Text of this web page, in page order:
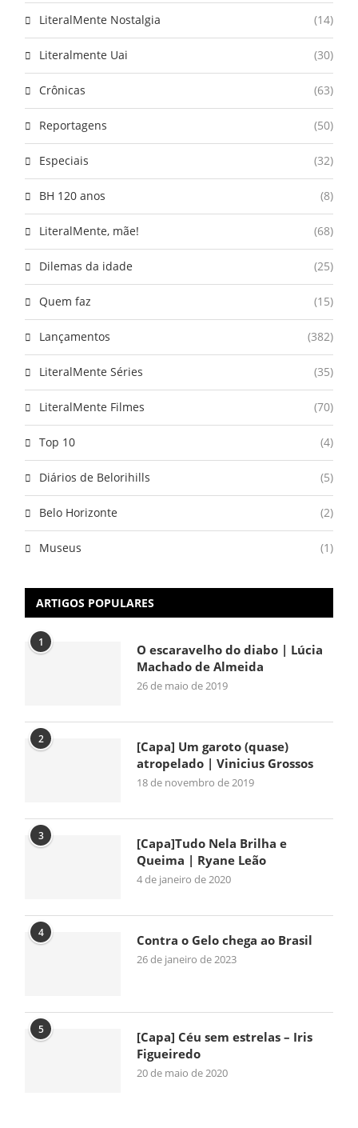
LiteralMente Nostalgia (14)
Literalmente Uai (30)
Crônicas (63)
Reportagens (50)
Especiais (32)
BH 120 anos (8)
LiteralMente, mãe! (68)
Dilemas da idade (25)
Quem faz (15)
Lançamentos (382)
LiteralMente Séries (35)
LiteralMente Filmes (70)
Top 10 (4)
Diários de Belorihills (5)
Belo Horizonte (2)
Museus (1)
ARTIGOS POPULARES
1
O escaravelho do diabo | Lúcia
Machado de Almeida
26 de maio de 2019
2
[Capa] Um garoto (quase)
atropelado | Vinicius Grossos
18 de novembro de 2019
3
[Capa]Tudo Nela Brilha e
Queima | Ryane Leão
4 de janeiro de 2020
4 Contra o Gelo chega ao Brasil
26 de janeiro de 2023
5
[Capa] Céu sem estrelas – Iris
Figueiredo
20 de maio de 2020